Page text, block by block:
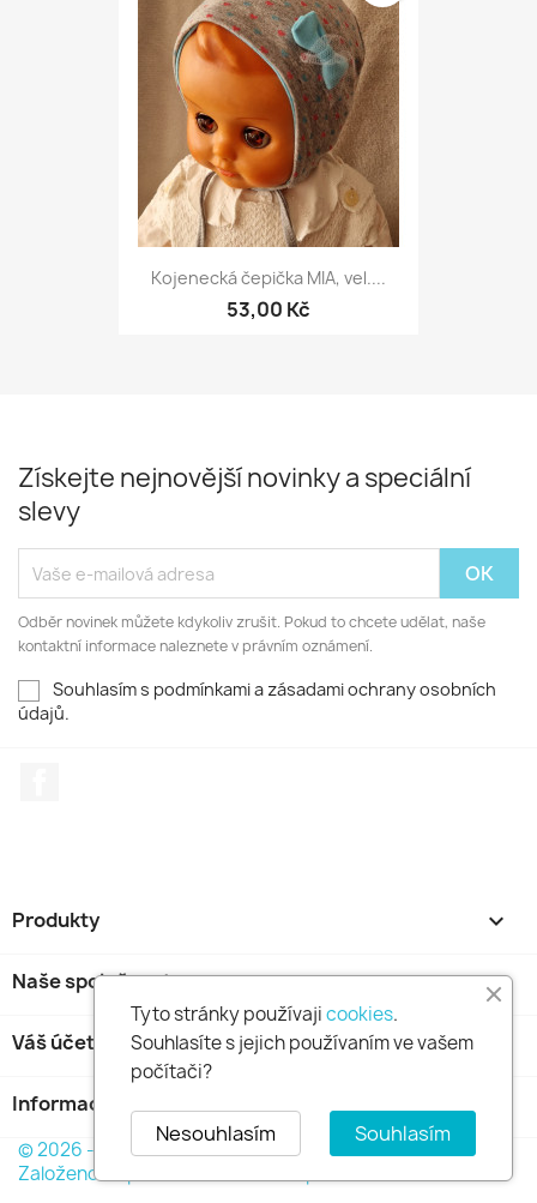
Kojenecká čepička MIA, vel....
53,00 Kč
Získejte nejnovější novinky a speciální
slevy
Odběr novinek můžete kdykoliv zrušit. Pokud to chcete udělat, naše
kontaktní informace naleznete v právním oznámení.
Souhlasím s podmínkami a zásadami ochrany osobních
údajů.
Produkty 
Naše společnost 
Váš účet
Informace o obchodu
© 2026 - GOLDFINCH s.r.o. Všechna práva vyhrazena.
Založeno na platformě PrestaShop™
Tyto stránky používajicookies.
Souhlasíte s jejich používaním ve vašem
počítači?
Souhlasím
Nesouhlasím